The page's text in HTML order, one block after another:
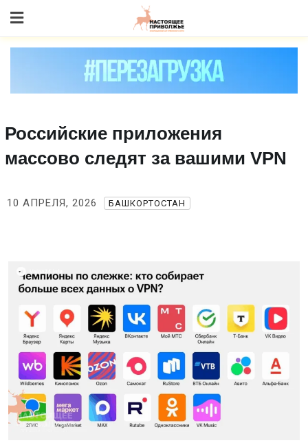
to content
Российские приложения
массово следят за вашими VPN
10 АПРЕЛЯ, 2026 БАШКОРТОСТАН